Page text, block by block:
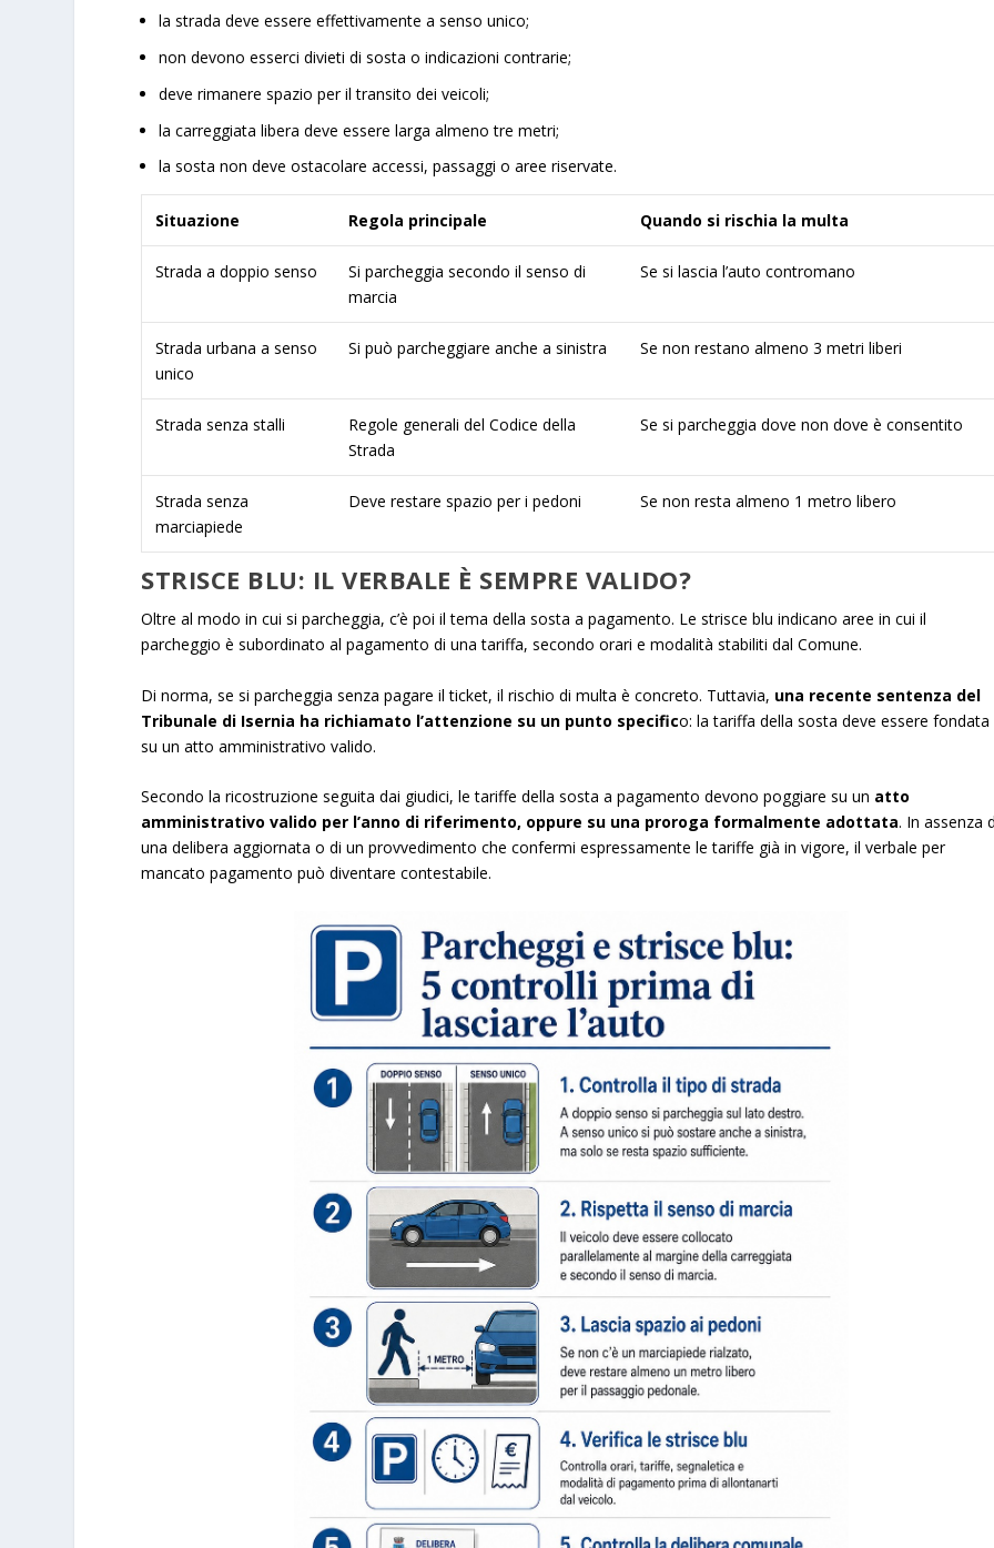
la strada deve essere effettivamente a senso unico;
non devono esserci divieti di sosta o indicazioni contrarie;
deve rimanere spazio per il transito dei veicoli;
la carreggiata libera deve essere larga almeno tre metri;
la sosta non deve ostacolare accessi, passaggi o aree riservate.
Situazione Regola principale Quando si rischia la multa
Strada a doppio senso
Si parcheggia secondo il senso di
marcia
Se si lascia l’auto contromano
Strada urbana a senso
unico
Si può parcheggiare anche a sinistra Se non restano almeno 3 metri liberi
Strada senza stalli
Regole generali del Codice della
Strada
Se si parcheggia dove non dove è consentito
Strada senza
marciapiede
Deve restare spazio per i pedoni Se non resta almeno 1 metro libero
STRISCE BLU: IL VERBALE È SEMPRE VALIDO?
Oltre al modo in cui si parcheggia, c’è poi il tema della sosta a pagamento. Le strisce blu indicano aree in cui il
parcheggio è subordinato al pagamento di una tariffa, secondo orari e modalità stabiliti dal Comune.
Di norma, se si parcheggia senza pagare il ticket, il rischio di multa è concreto. Tuttavia, una recente sentenza del
Tribunale di Isernia ha richiamato l’attenzione su un punto specifico: la tariffa della sosta deve essere fondata
su un atto amministrativo valido.
Secondo la ricostruzione seguita dai giudici, le tariffe della sosta a pagamento devono poggiare su un atto
amministrativo valido per l’anno di riferimento, oppure su una proroga formalmente adottata. In assenza
una delibera aggiornata o di un provvedimento che confermi espressamente le tariffe già in vigore, il verbale per
mancato pagamento può diventare contestabile.